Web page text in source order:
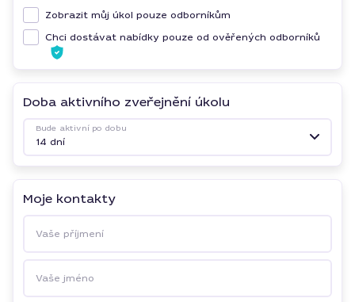
Zobrazit můj úkol pouze odborníkům
Chci dostávat nabídky pouze od ověřených odborníků
Doba aktivního zveřejnění úkolu
Bude aktivní po dobu
14 dní
Moje kontakty
Vaše příjmení
Vaše jméno